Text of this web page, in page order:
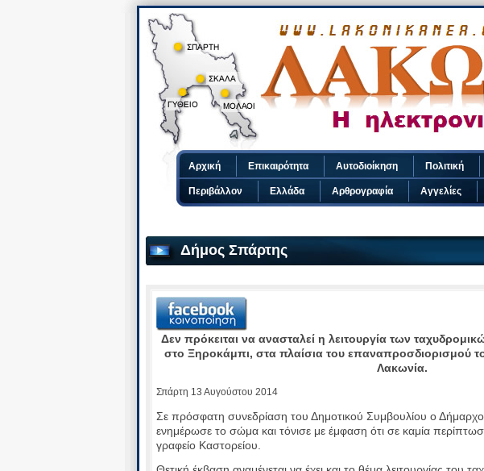
Δήμος Σπάρτης
Δεν πρόκειται να ανασταλεί η λειτουργία των
στο Ξηροκάμπι, στα πλαίσια του επαναπροσδιορισμού
Λακωνία.
Σπάρτη 13 Αυγούστου 2014
Σε πρόσφατη συνεδρίαση του Δημοτικού Συμβουλίου ο
ενημέρωσε το σώμα και τόνισε με έμφαση ότι σε καμία
γραφείο Καστορείου.
Αρχική Επικαιρότητα Αυτοδιοίκηση Πολιτική
Περιβάλλον Ελλάδα Αρθρογραφία Αγγελίες